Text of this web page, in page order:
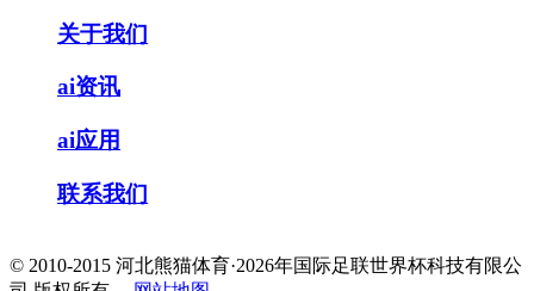
关于我们
ai资讯
ai应用
联系我们
© 2010-2015 河北熊猫体育·2026年国际足联世界杯科技有限公